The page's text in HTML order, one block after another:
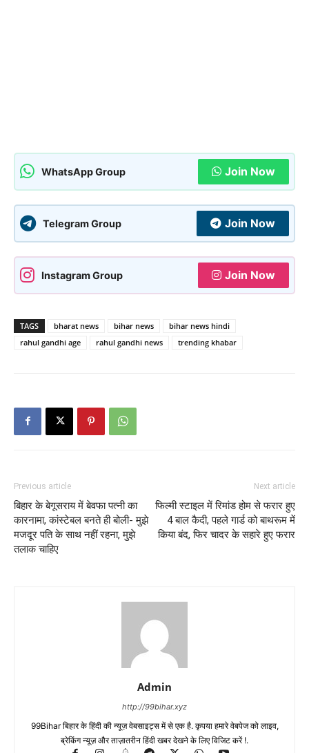
WhatsApp Group Join Now
Telegram Group Join Now
Instagram Group Join Now
TAGS bharat news bihar news
bihar news hindi
rahul gandhi age
rahul gandhi news trending khabar
Previous article
बिहार के बेगूसराय में बेवफा पत्नी का
कारनामा, कांस्टेबल बनते ही बोली- मुझे
मजदूर पति के साथ नहीं रहना, मुझे
तलाक चाहिए
Next article
फिल्मी स्टाइल में रिमांड होम से फरार हुए
4 बाल कैदी, पहले गार्ड को बाथरूम में
किया बंद, फिर चादर के सहारे हुए फरार
Admin
http://99bihar.xyz
99Bihar बिहार के हिंदी की न्यूज़ वेबसाइट्स में से एक है. कृपया हमारे वेबपेज को लाइव,
ब्रेकिंग न्यूज़ और ताज़ातरीन हिंदी खबर देखने के लिए विजिट करें !.